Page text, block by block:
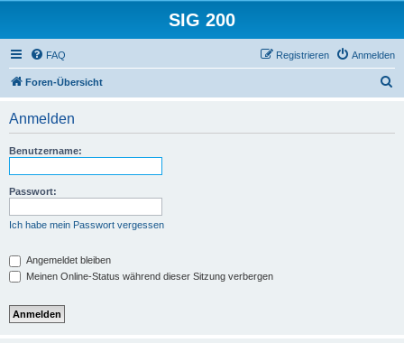
SIG 200
FAQ Anmelden
Registrieren
Foren-Übersicht
Anmelden
Benutzername:
Passwort:
Ich habe mein Passwort vergessen
Angemeldet bleiben
Meinen Online-Status während dieser Sitzung verbergen